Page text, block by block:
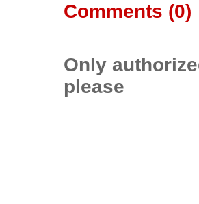
Comments (0)
Only
please